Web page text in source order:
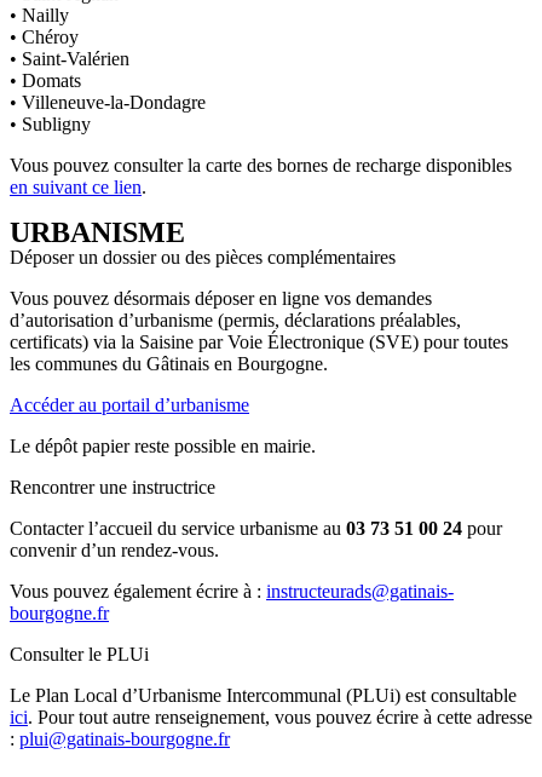
• Nailly
• Chéroy
• Saint-Valérien
• Domats
• Villeneuve-la-Dondagre
• Subligny
Vous pouvez consulter la carte des bornes de recharge disponibles
en suivant ce lien.
URBANISME
Déposer un dossier ou des pièces complémentaires
Vous pouvez désormais déposer en ligne vos demandes
d’autorisation d’urbanisme (permis, déclarations préalables,
certificats) via la Saisine par Voie Électronique (SVE) pour toutes
les communes du Gâtinais en Bourgogne.
Accéder au portail d’urbanisme
Le dépôt papier reste possible en mairie.
Rencontrer une instructrice
Contacter l’accueil du service urbanisme au 03 73 51 00 24 pour
convenir d’un rendez-vous.
Vous pouvez également écrire à : instructeurads@gatinais-
bourgogne.fr
Consulter le PLUi
Le Plan Local d’Urbanisme Intercommunal (PLUi) est consultable
ici. Pour tout autre renseignement, vous pouvez écrire à cette adresse
: plui@gatinais-bourgogne.fr